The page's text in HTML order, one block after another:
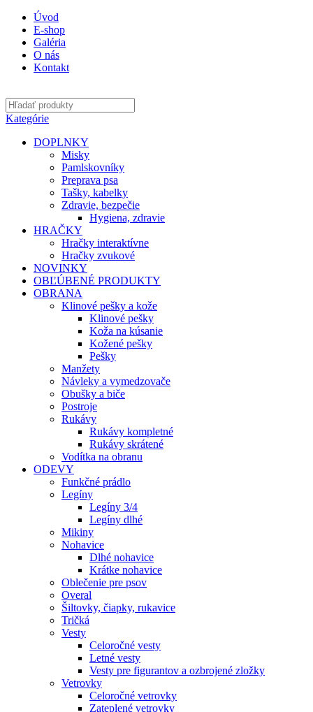
Úvod
E-shop
Galéria
O nás
Kontakt
Kategórie
DOPLNKY
Misky
Pamlskovníky
Preprava psa
Tašky, kabelky
Zdravie, bezpečie
Hygiena, zdravie
HRAČKY
Hračky interaktívne
Hračky zvukové
NOVINKY
OBĽÚBENÉ PRODUKTY
OBRANA
Klinové pešky a kože
Klinové pešky
Koža na kúsanie
Kožené pešky
Pešky
Manžety
Návleky a vymedzovače
Obušky a biče
Postroje
Rukávy
Rukávy kompletné
Rukávy skrátené
Vodítka na obranu
ODEVY
Funkčné prádlo
Legíny
Legíny 3/4
Legíny dlhé
Mikiny
Nohavice
Dlhé nohavice
Krátke nohavice
Oblečenie pre psov
Overal
Šiltovky, čiapky, rukavice
Tričká
Vesty
Celoročné vesty
Letné vesty
Vesty pre figurantov a ozbrojené zložky
Vetrovky
Celoročné vetrovky
Zateplené vetrovky